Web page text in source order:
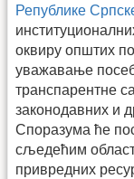
Републике
оквиру општих
уважавање
транспарентне
законодавних и
Споразума ће
сљедећим
привредних